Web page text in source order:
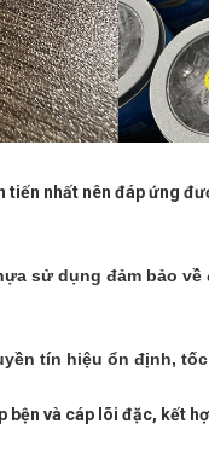
tiến nhất nên đáp ứng
sử dụng đảm bảo
tín hiệu ổn định,
bện và cáp lõi đặc, kết